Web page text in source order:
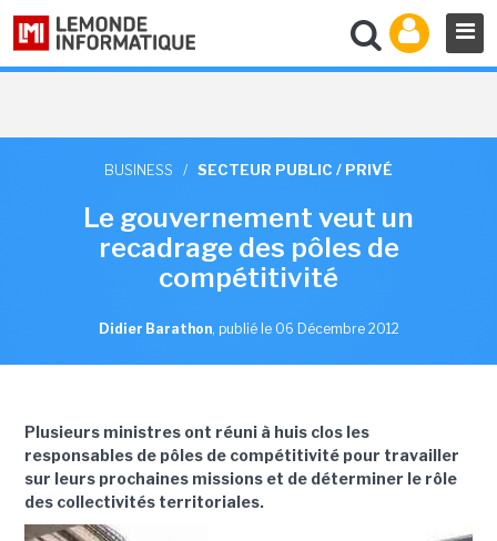
BUSINESS / SECTEUR PUBLIC / PRIVÉ
Le gouvernement veut un
recadrage des pôles de
compétitivité
Didier Barathon, publié le 06 Décembre 2012
Plusieurs ministres ont réuni à huis clos les
responsables de pôles de compétitivité pour travailler
sur leurs prochaines missions et de déterminer le rôle
des collectivités territoriales.